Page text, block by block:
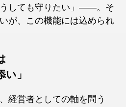
しても守りたい」――。そ
が、この機能には込められ
い」
経営者としての軸を問う